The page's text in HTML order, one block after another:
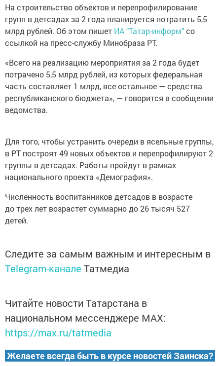
На строительство объектов и перепрофилирование
групп в детсадах за 2 года планируется потратить 5,5
млрд рублей. Об этом пишет ИА "Татар-информ"со
ссылкой на пресс-службу Минобраза РТ.
«Всего на реализацию мероприятия за 2 года будет
потрачено 5,5 млрд рублей, из которых федеральная
часть составляет 1 млрд, все остальное — средства
республиканского бюджета», — говорится в сообщении
ведомства.
Для того, чтобы устранить очереди в ясельные группы,
в РТ построят 49 новых объектов и перепрофилируют 2
группы в детсадах. Работы пройдут в рамках
национального проекта «Демография».
Численность воспитанников детсадов в возрасте
до трех лет возрастет суммарно до 26 тысяч 527
детей.
Следите за самым важным и интересным в
Telegram-канале Татмедиа
Читайте новости Татарстана в
национальном мессенджере MАХ:
https://max.ru/tatmedia
Желаете всегда быть в курсе новостей Заинска?